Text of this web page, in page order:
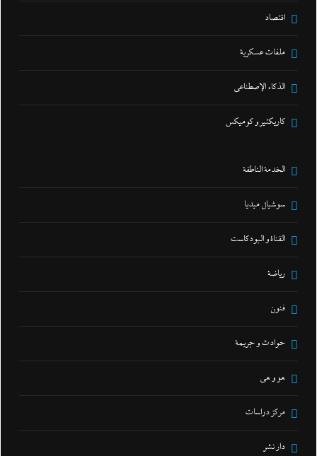
اقتصاد
ملفات عسكرية
الذكاء الإصطناعي
كاريكتير و كوميكس
الخدمة الناطقة
سوشيال ميديا
القناة و البودكاست
رياضة
فنون
حوادث و جريمة
هو و هي
مركز دراسات
دار نشر